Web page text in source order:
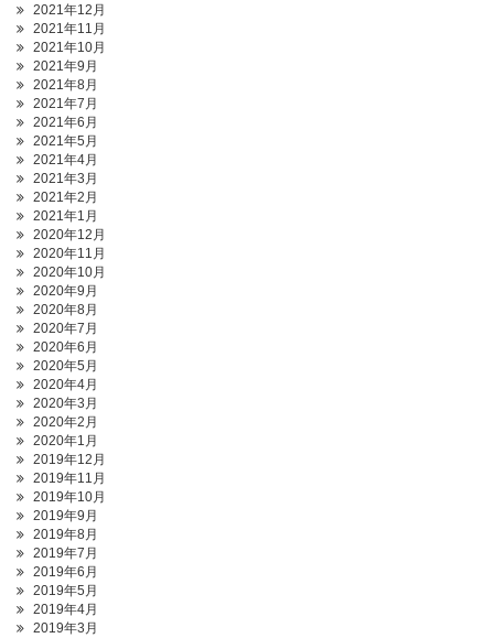
2021年12月
2021年11月
2021年10月
2021年9月
2021年8月
2021年7月
2021年6月
2021年5月
2021年4月
2021年3月
2021年2月
2021年1月
2020年12月
2020年11月
2020年10月
2020年9月
2020年8月
2020年7月
2020年6月
2020年5月
2020年4月
2020年3月
2020年2月
2020年1月
2019年12月
2019年11月
2019年10月
2019年9月
2019年8月
2019年7月
2019年6月
2019年5月
2019年4月
2019年3月